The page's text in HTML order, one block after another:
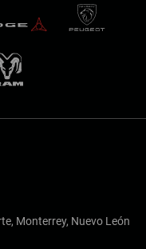
Monterrey, Nuevo León